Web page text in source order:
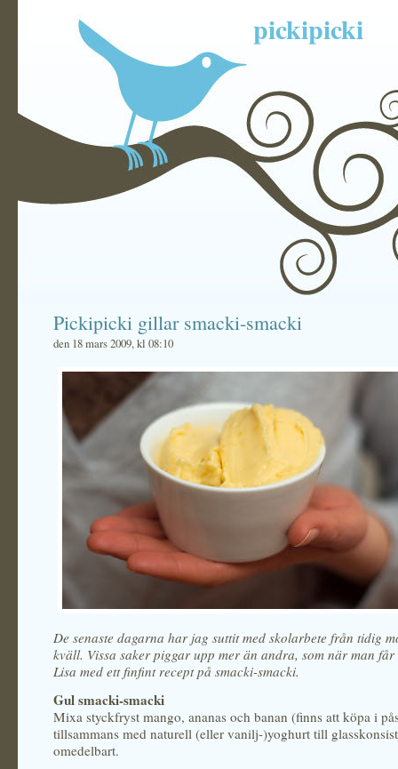
pickipicki
Pickipicki gillar smacki-smacki
den 18 mars 2009, kl 08:10
De senaste dagarna har jag suttit med skolarbete från tidig
kväll. Vissa saker piggar upp mer än andra, som när man
Lisa med ett finfint recept på smacki-smacki.
Gul smacki-smacki
Mixa styckfryst mango, ananas och banan (finns att köpa i
tillsammans med naturell (eller vanilj-)yoghurt till
omedelbart.